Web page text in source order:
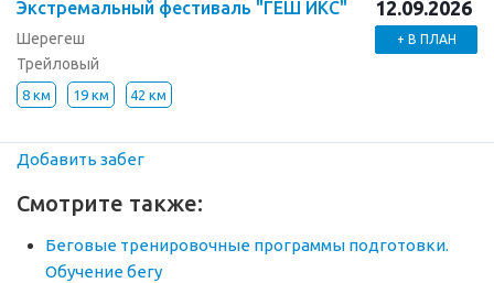
Экстремальный фестиваль "ГЕШ ИКС"
Шерегеш
Трейловый
8 км 19 км 42 км
12.09.2026
+ В ПЛАН
Добавить забег
Смотрите также:
Беговые тренировочные программы подготовки.
Обучение бегу